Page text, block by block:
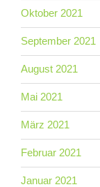
Oktober 2021
September 2021
August 2021
Mai 2021
März 2021
Februar 2021
Januar 2021